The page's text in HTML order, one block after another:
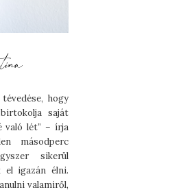
hogy
saját
való lét” – írja
másodperc
sikerül
el igazán élni.
valamiről,